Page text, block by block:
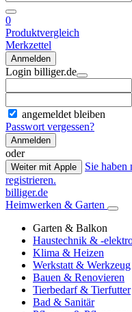
0
Produktvergleich
Merkzettel
Anmelden
Login billiger.de
angemeldet bleiben
Passwort vergessen?
Anmelden
oder
Weiter mit Apple
Sie haben
registrieren.
billiger.de
Heimwerken & Garten
Garten & Balkon
Haustechnik & -
Klima & Heizen
Werkstatt & Werkzeug
Bauen & Renovieren
Tierbedarf & Tierfutter
Bad & Sanitär